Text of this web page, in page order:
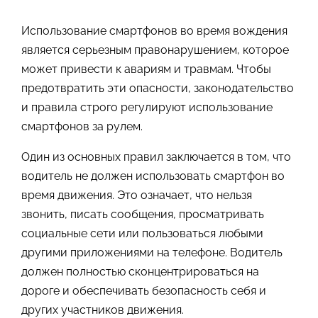
Использование смартфонов во время вождения
является серьезным правонарушением, которое
может привести к авариям и травмам. Чтобы
предотвратить эти опасности, законодательство
и правила строго регулируют использование
смартфонов за рулем.
Один из основных правил заключается в том, что
водитель не должен использовать смартфон во
время движения. Это означает, что нельзя
звонить, писать сообщения, просматривать
социальные сети или пользоваться любыми
другими приложениями на телефоне. Водитель
должен полностью сконцентрироваться на
дороге и обеспечивать безопасность себя и
других участников движения.